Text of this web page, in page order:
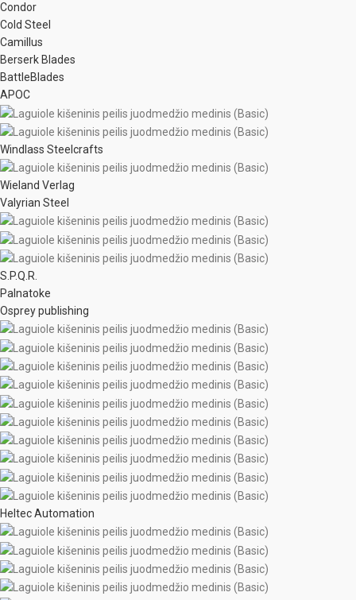
Condor
Cold Steel
Camillus
Berserk Blades
BattleBlades
APOC
Windlass Steelcrafts
Wieland Verlag
Valyrian Steel
S.P.Q.R.
Palnatoke
Osprey publishing
Heltec Automation